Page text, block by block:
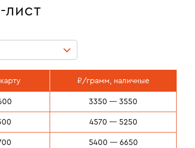
лист
₽/грамм, наличные
3350 — 3550
4570 — 5250
5400 — 6650